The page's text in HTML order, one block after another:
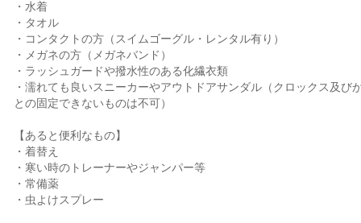
・水着
・タオル
・コンタクトの方（スイムゴーグル・レンタル有り）
・メガネの方（メガネバンド）
・ラッシュガードや撥水性のある化繊衣類
・濡れても良いスニーカーやアウトドアサンダル（クロックス及び
との固定できないものは不可）
【あると便利なもの】
・着替え
・寒い時のトレーナーやジャンパー等
・常備薬
・虫よけスプレー